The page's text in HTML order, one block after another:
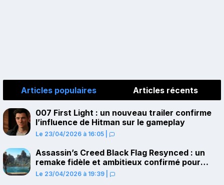
Articles populaires Articles récents
007 First Light : un nouveau trailer confirme
l’influence de Hitman sur le gameplay
Le 23/04/2026 à 16:05
Assassin’s Creed Black Flag Resynced : un
remake fidèle et ambitieux confirmé pour
juillet sur PS5
Le 23/04/2026 à 19:39